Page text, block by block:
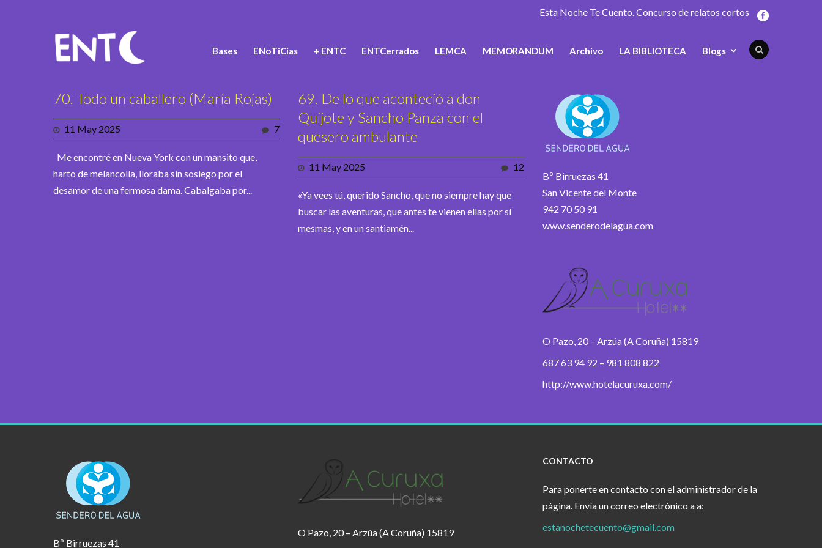
Esta Noche Te Cuento. Concurso de relatos cortos
Bases ENoTiCias + ENTC ENTCerrados LEMCA MEMORANDUM Archivo LA BIBLIOTECA Blogs
70. Todo un caballero (María Rojas)
11 May 2025 7
Me encontré en Nueva York con un mansito que,
harto de melancolía, lloraba sin sosiego por el
desamor de una fermosa dama. Cabalgaba por...
69. De lo que aconteció a don
Quijote y Sancho Panza con el
quesero ambulante
11 May 2025 12
«Ya vees tú, querido Sancho, que no siempre hay que
buscar las aventuras, que antes te vienen ellas por sí
mesmas, y en un santiamén...
Bº Birruezas 41
San Vicente del Monte
942 70 50 91
www.senderodelagua.com
O Pazo, 20 – Arzúa (A Coruña) 15819
687 63 94 92 – 981 808 822
http://www.hotelacuruxa.com/
Bº Birruezas 41
O Pazo, 20 – Arzúa (A Coruña) 15819
CONTACTO
Para ponerte en contacto con el administrador de la
página. Envía un correo electrónico a a:
estanochetecuento@gmail.com